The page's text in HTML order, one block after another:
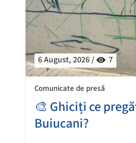
6 August, 2026 / 7
Comunicate de presă
🎨 Ghiciți ce
Buiucani?